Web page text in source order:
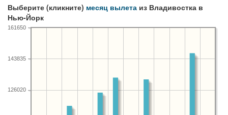
Выберите (кликните) месяц вылета из Владивостка в
Нью-Йорк
126020
143835
161650